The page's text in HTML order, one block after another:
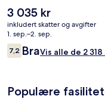
aromaterapi og
restauranter) byr på
Andre høydepunkter på
stil er blant annet en
strandbar. Andre
betjeningen.
Den
nåværende
prisen
er
3 035 kr
3 035 kr
inkludert skatter og avgifter
1. sep.–2. sep.
Anmeldelser
7,27,2 av 10 –
BraVis alle de 2
Populære